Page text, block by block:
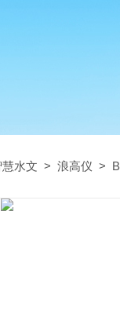
慧水文 > 浪高仪 >